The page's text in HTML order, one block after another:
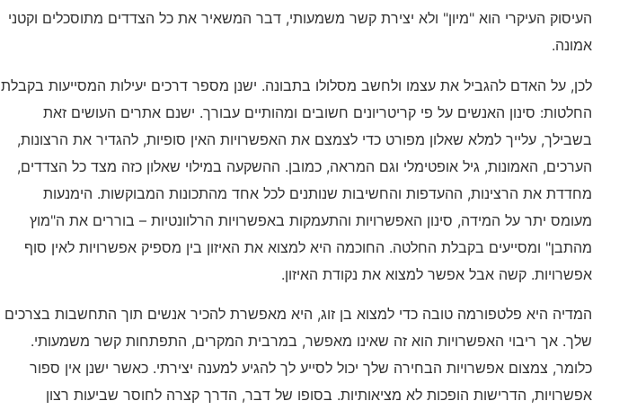
העיסוק העיקרי הוא "מיון" ולא יצירת קשר משמעותי, דבר המשאיר את כל הצדדים מתוסכלים וקטני
אמונה.
לכן, על האדם להגביל את עצמו ולחשב מסלולו בתבונה. ישנן מספר דרכים יעילות המסייעות בקבלת
החלטות: סינון האנשים על פי קריטריונים חשובים ומהותיים עבורך. ישנם אתרים העושים זאת
בשבילך, עלייך למלא שאלון מפורט כדי לצמצם את האפשרויות האין סופיות, להגדיר את הרצונות,
הערכים, האמונות, גיל אופטימלי וגם המראה, כמובן. ההשקעה במילוי שאלון כזה מצד כל הצדדים,
מחדדת את הרצינות, ההעדפות והחשיבות שנותנים לכל אחד מהתכונות המבוקשות. הימנעות
מעומס יתר על המידה, סינון האפשרויות והתעמקות באפשרויות הרלוונטיות – בוררים את ה"מוץ
מהתבן" ומסייעים בקבלת החלטה. החוכמה היא למצוא את האיזון בין מספיק אפשרויות לאין סוף
אפשרויות. קשה אבל אפשר למצוא את נקודת האיזון.
המדיה היא פלטפורמה טובה כדי למצוא בן זוג, היא מאפשרת להכיר אנשים תוך התחשבות בצרכים
שלך. אך ריבוי האפשרויות הוא זה שאינו מאפשר, במרבית המקרים, התפתחות קשר משמעותי.
כלומר, צמצום אפשרויות הבחירה שלך יכול לסייע לך להגיע למענה יצירתי. כאשר ישנן אין ספור
אפשרויות, הדרישות הופכות לא מציאותיות. בסופו של דבר, הדרך קצרה לחוסר שביעות רצון